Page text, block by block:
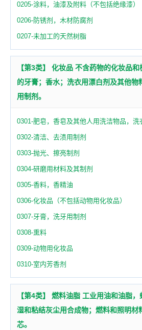
0205-涂料，油漆及附料（不包括绝缘漆）
0206-防锈剂，木材防腐剂
0207-未加工的天然树脂
【第3类】 化妆品 不含药物的化妆品
的牙膏；香水；洗衣用漂白剂及其他物
用制剂。
0301-肥皂，香皂及其他人用洗洁物品，
0302-清洁、去渍用制剂
0303-抛光、擦亮制剂
0304-研磨用材料及其制剂
0305-香料，香精油
0306-化妆品（不包括动物用化妆品）
0307-牙膏，洗牙用制剂
0308-熏料
0309-动物用化妆品
0310-室内芳香剂
【第4类】 燃料油脂 工业用油和油脂
湿和粘结灰尘用合成物；燃料和照明材
芯。